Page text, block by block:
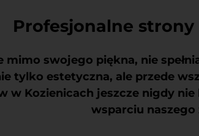
Profesjonalne
mimo swojego piękna, nie
tylko estetyczna, ale przede
w Kozienicach jeszcze nigdy
wsparciu naszego